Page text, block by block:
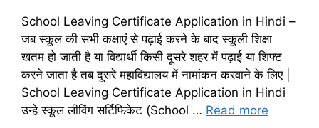
School Leaving Certificate Application in Hindi –
जब स्कूल की सभी कक्षाएं से पढ़ाई करने के बाद स्कूली शिक्षा
खतम हो जाती है या विद्यार्थी किसी दूसरे शहर में पढ़ाई या शिफ्ट
करने जाता है तब दूसरे महाविद्यालय में नामांकन करवाने के लिए |
School Leaving Certificate Application in Hindi
उन्हे स्कूल लीविंग सर्टिफिकेट (School … Read more